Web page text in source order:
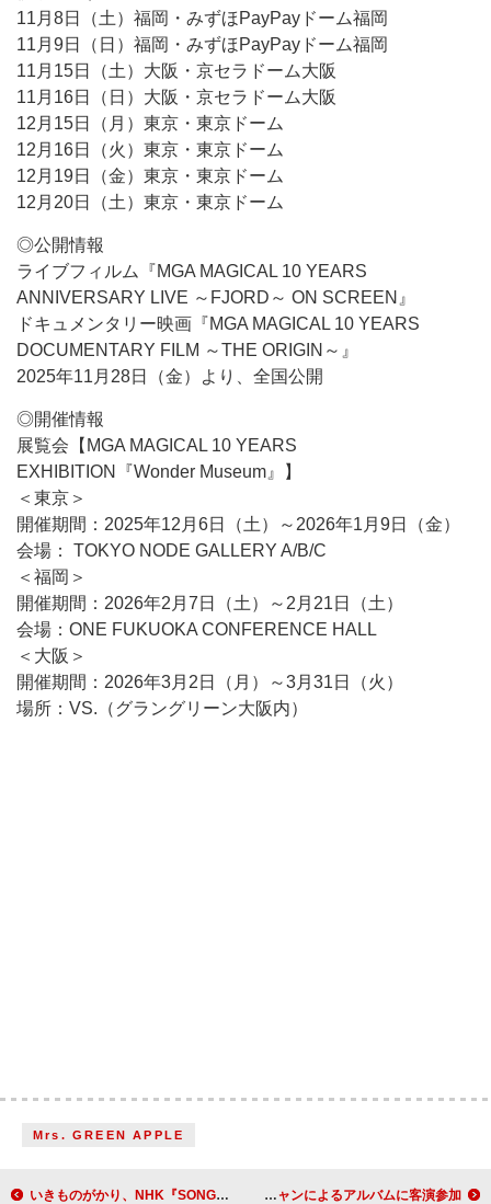
11月8日（土）福岡・みずほPayPayドーム福岡
11月9日（日）福岡・みずほPayPayドーム福岡
11月15日（土）大阪・京セラドーム大阪
11月16日（日）大阪・京セラドーム大阪
12月15日（月）東京・東京ドーム
12月16日（火）東京・東京ドーム
12月19日（金）東京・東京ドーム
12月20日（土）東京・東京ドーム
◎公開情報
ライブフィルム『MGA MAGICAL 10 YEARS
ANNIVERSARY LIVE ～FJORD～ ON SCREEN』
ドキュメンタリー映画『MGA MAGICAL 10 YEARS
DOCUMENTARY FILM ～THE ORIGIN～』
2025年11月28日（金）より、全国公開
◎開催情報
展覧会【MGA MAGICAL 10 YEARS
EXHIBITION『Wonder Museum』】
＜東京＞
開催期間：2025年12月6日（土）～2026年1月9日（金）
会場： TOKYO NODE GALLERY A/B/C
＜福岡＞
開催期間：2026年2月7日（土）～2月21日（土）
会場：ONE FUKUOKA CONFERENCE HALL
＜大阪＞
開催期間：2026年3月2日（月）～3月31日（火）
場所：VS.（グラングリーン大阪内）
Mrs. GREEN APPLE
いきものがかり、NHK『SONGS』出演時の「生きて、燦々」パフォーマンス映像公開 幾田りら、スペイン＆フランスのミュージシャンによるアルバムに客演参加